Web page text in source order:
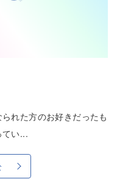
れた方のお好きだったも
てい...